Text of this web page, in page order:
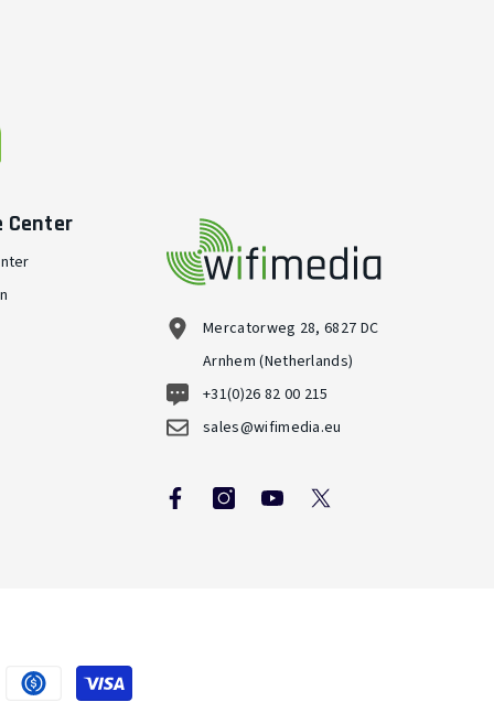
Center
Mercatorweg 28, 6827 DC
Arnhem (Netherlands)
+31(0)26 82 00 215
sales@wifimedia.eu